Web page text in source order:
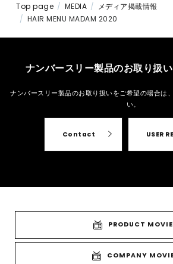
Top page MEDIA
メディア掲載情報
HAIR MENU MADAM 2020
ナンバースリー製品のお取り扱
ナンバースリー製品のお取り扱いをご希望の場合は、
い。
Contact USER
PRODUCT MOVIE
COMPANY